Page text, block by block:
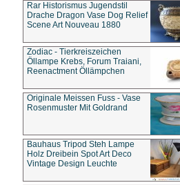
Rar Historismus Jugendstil
Drache Dragon Vase Dog Relief
Scene Art Nouveau 1880
Zodiac - Tierkreiszeichen
Öllampe Krebs, Forum Traiani,
Reenactment Öllämpchen
Originale Meissen Fuss - Vase
Rosenmuster Mit Goldrand
Bauhaus Tripod Steh Lampe
Holz Dreibein Spot Art Deco
Vintage Design Leuchte